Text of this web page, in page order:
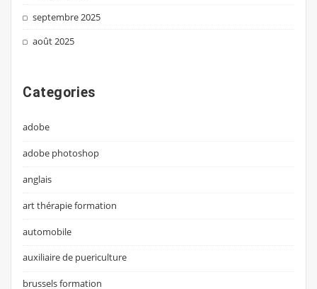
septembre 2025
août 2025
Categories
adobe
adobe photoshop
anglais
art thérapie formation
automobile
auxiliaire de puericulture
brussels formation